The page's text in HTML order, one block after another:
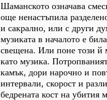
Шаманското означава
още ненастъпила
и сакрално, или с други
музиката в началото е
свещена. Или поне този й
като музика.
камък, дори нарочно и
интервали, скорост и
бедрената кост на убития